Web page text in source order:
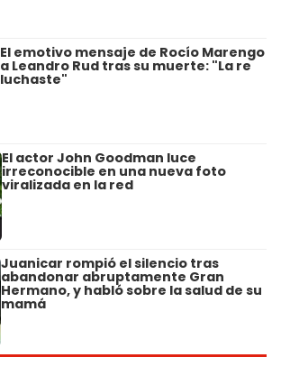
El emotivo mensaje de Rocío Marengo
a Leandro Rud tras su muerte: "La re
luchaste"
El actor John Goodman luce
irreconocible en una nueva foto
viralizada en la red
Juanicar rompió el silencio tras
abandonar abruptamente Gran
Hermano, y habló sobre la salud de su
mamá